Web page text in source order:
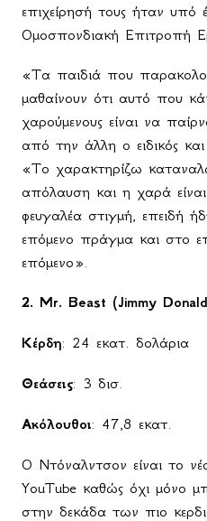
επιχείρησή τους ήταν υπό
Ομοσπονδιακή Επιτροπή
«Τα παιδιά που
μαθαίνουν ότι αυτό που
χαρούμενους είναι να
από την άλλη ο ειδικός και
«Το χαρακτηρίζω
απόλαυση και η χαρά
φευγαλέα στιγμή, επειδή
επόμενο πράγμα και στο
επόμενο».
2. Mr. Beast (Jimmy
Κέρδη: 24 εκατ. δολάρια
Θεάσεις: 3 δισ.
Ακόλουθοι: 47,8 εκατ
Ο Ντόναλντσον είναι το
YouTube καθώς όχι μόνο
στην δεκάδα των πιο